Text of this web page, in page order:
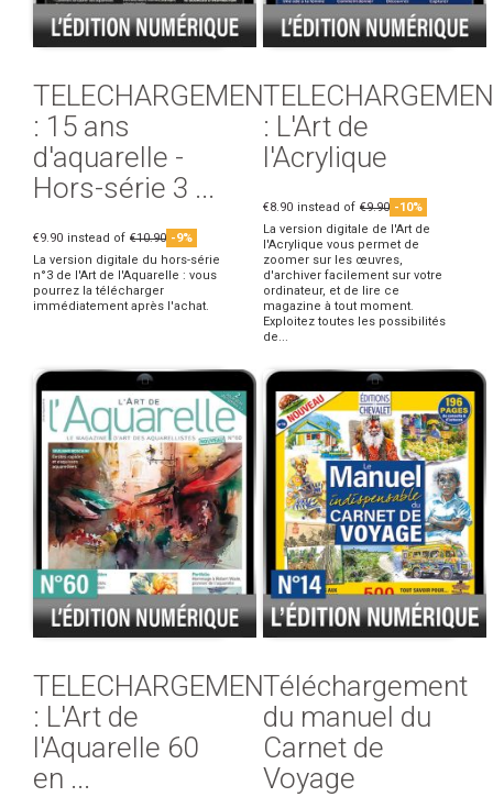
TELECHARGEMENT
: 15 ans
d'aquarelle -
Hors-série 3 ...
€9.90 instead of €10.90 -9%
La version digitale du hors-série
n°3 de l'Art de l'Aquarelle : vous
pourrez la télécharger
immédiatement après l'achat.
: L'Art de
l'Acrylique
€8.90 instead of €9.90 -10%
La version digitale de l'Art de
l'Acrylique vous permet de
zoomer sur les œuvres,
d'archiver facilement sur votre
ordinateur, et de lire ce
magazine à tout moment.
Exploitez toutes les possibilités
de...
TELECHARGEMENT
: L'Art de
l'Aquarelle 60
en ...
Téléchargement
du manuel du
Carnet de
Voyage